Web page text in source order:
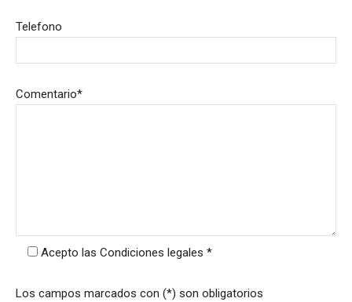
Telefono
Comentario*
Acepto las Condiciones legales *
Los campos marcados con (*) son obligatorios